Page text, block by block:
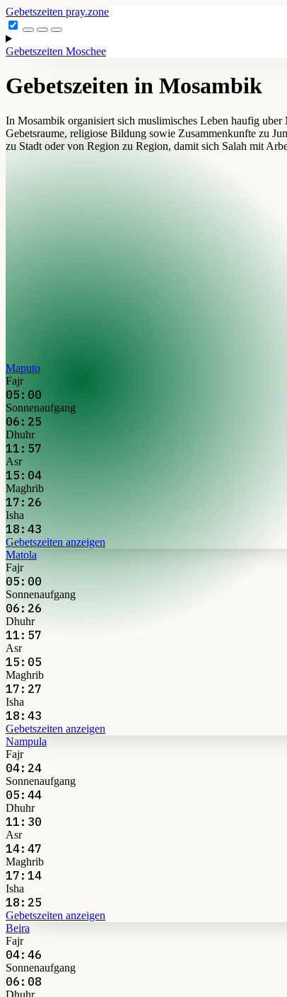
Gebetszeiten pray.zone
Gebetszeiten Moschee
Gebetszeiten in Mosambik
In Mosambik organisiert sich muslimisches Leben haufig
Gebetsraume, religiose Bildung sowie Zusammenkunfte zu
zu Stadt oder von Region zu Region, damit sich Salah mit
Maputo
Fajr
05:00
Sonnenaufgang
06:25
Dhuhr
11:57
Asr
15:04
Maghrib
17:26
Isha
18:43
Gebetszeiten anzeigen
Matola
Fajr
05:00
Sonnenaufgang
06:26
Dhuhr
11:57
Asr
15:05
Maghrib
17:27
Isha
18:43
Gebetszeiten anzeigen
Nampula
Fajr
04:24
Sonnenaufgang
05:44
Dhuhr
11:30
Asr
14:47
Maghrib
17:14
Isha
18:25
Gebetszeiten anzeigen
Beira
Fajr
04:46
Sonnenaufgang
06:08
Dhuhr